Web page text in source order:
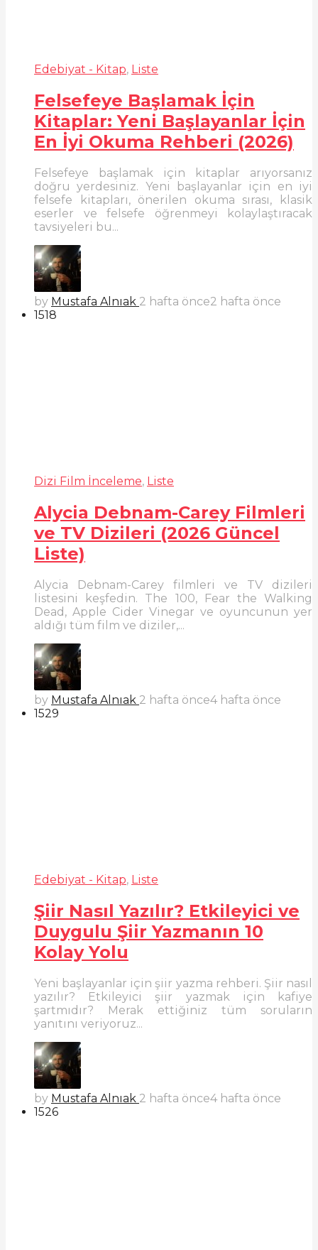
Edebiyat - Kitap, Liste
Felsefeye Başlamak İçin
Kitaplar: Yeni Başlayanlar İçin
En İyi Okuma Rehberi (2026)
Felsefeye başlamak için kitaplar arıyorsanız
doğru yerdesiniz. Yeni başlayanlar için en iyi
felsefe kitapları, önerilen okuma sırası, klasik
eserler ve felsefe öğrenmeyi kolaylaştıracak
tavsiyeleri bu...
by Mustafa Alnıak 2 hafta önce2 hafta önce
1518
Dizi Film İnceleme, Liste
Alycia Debnam-Carey Filmleri
ve TV Dizileri (2026 Güncel
Liste)
Alycia Debnam-Carey filmleri ve TV dizileri
listesini keşfedin. The 100, Fear the Walking
Dead, Apple Cider Vinegar ve oyuncunun yer
aldığı tüm film ve diziler,...
by Mustafa Alnıak 2 hafta önce4 hafta önce
1529
Edebiyat - Kitap, Liste
Şiir Nasıl Yazılır? Etkileyici ve
Duygulu Şiir Yazmanın 10
Kolay Yolu
Yeni başlayanlar için şiir yazma rehberi. Şiir nasıl
yazılır? Etkileyici şiir yazmak için kafiye
şartmıdır? Merak ettiğiniz tüm soruların
yanıtını veriyoruz...
by Mustafa Alnıak 2 hafta önce4 hafta önce
1526